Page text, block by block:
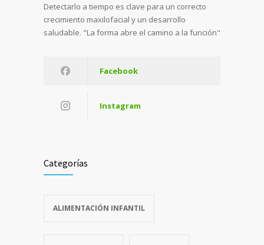
Detectarlo a tiempo es clave para un correcto
crecimiento maxilofacial y un desarrollo
saludable. "La forma abre el camino a la función"
Facebook
Instagram
Categorías
ALIMENTACIÓN INFANTIL